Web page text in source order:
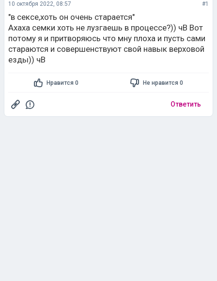
10 октября 2022, 08:57 #1
"в сексе,хоть он очень старается"
Ахаха семки хоть не лузгаешь в процессе?)) чВ Вот
потому я и притворяюсь что мну плоха и пусть сами
стараются и совершенствуют свой навык верховой
езды)) чВ
Нравится 0 Не нравится 0
Ответить